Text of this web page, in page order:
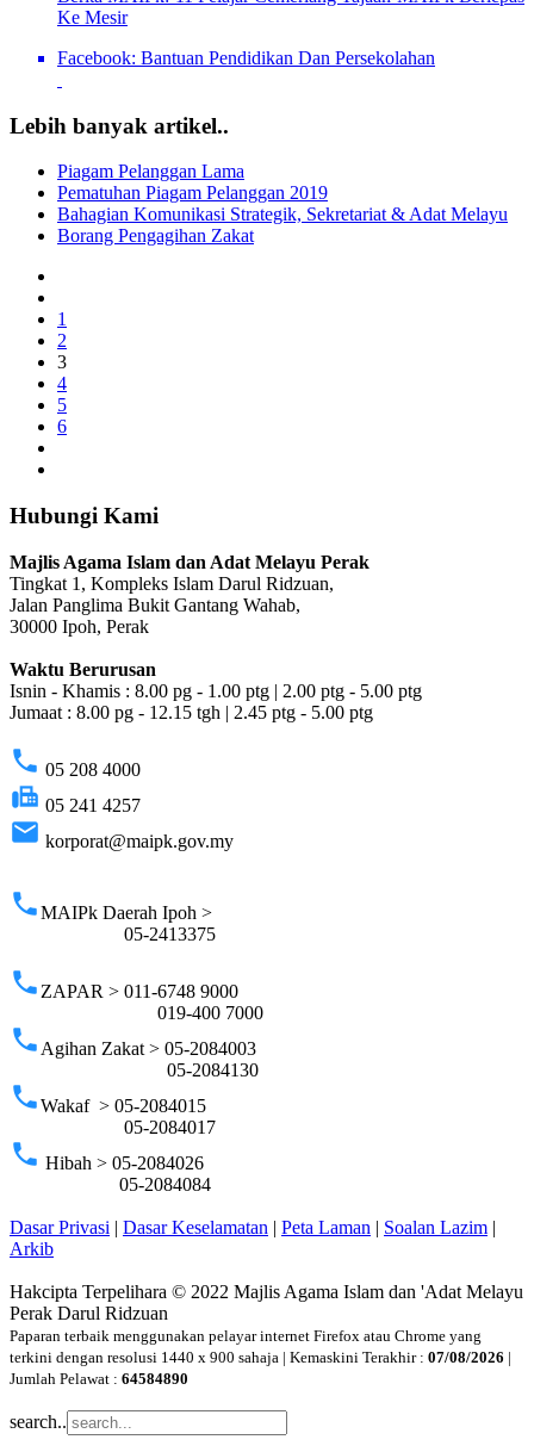
Ke Mesir
Facebook: Bantuan Pendidikan Dan Persekolahan
Lebih banyak artikel..
Piagam Pelanggan Lama
Pematuhan Piagam Pelanggan 2019
Bahagian Komunikasi Strategik, Sekretariat & Adat Melayu
Borang Pengagihan Zakat
1
2
3
4
5
6
Hubungi Kami
Majlis Agama Islam dan Adat Melayu Perak
Tingkat 1, Kompleks Islam Darul Ridzuan,
Jalan Panglima Bukit Gantang Wahab,
30000 Ipoh, Perak
Waktu Berurusan
Isnin - Khamis : 8.00 pg - 1.00 ptg | 2.00 ptg - 5.00 ptg
Jumaat : 8.00 pg - 12.15 tgh | 2.45 ptg - 5.00 ptg
phone 05 208 4000
fax 05 241 4257
email korporat@maipk.gov.my
phoneMAIPk Daerah Ipoh >
05-2413375
phone ZAPAR > 011-6748 9000
019-400 7000
phone Agihan Zakat > 05-2084003
05-2084130
phoneWakaf > 05-2084015
05-2084017
phone Hibah > 05-2084026
05-2084084
Dasar Privasi | Dasar Keselamatan | Peta Laman | Soalan Lazim |
Arkib
Hakcipta Terpelihara © 2022 Majlis Agama Islam dan 'Adat Melayu
Perak Darul Ridzuan
Paparan terbaik menggunakan pelayar internet Firefox atau Chrome yang
terkini dengan resolusi 1440 x 900 sahaja | Kemaskini Terakhir : 07/08/2026 |
Jumlah Pelawat : 64584890
search..